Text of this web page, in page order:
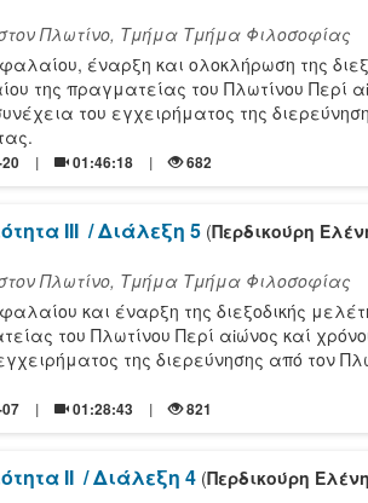
Πλωτίνο, Τμήμα Τμήμα Φιλοσοφίας
έναρξη και ολοκλήρωση της
της πραγματείας του Πλωτίνου Περί
του εγχειρήματος της
01:46:18 682
ΙΙΙ / Διάλεξη 5 (Περδικούρη
Πλωτίνο, Τμήμα Τμήμα Φιλοσοφίας
και έναρξη της διεξοδικής
του Πλωτίνου Περί αἰώνος καί
της διερεύνησης από τον
01:28:43 821
ΙΙ / Διάλεξη 4 (Περδικούρη Ελένη